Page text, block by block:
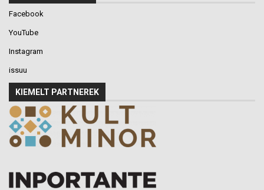
Facebook
YouTube
Instagram
issuu
KIEMELT PARTNEREK